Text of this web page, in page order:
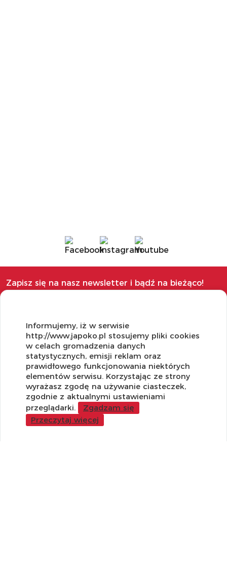
Zapisz się na nasz newsletter i bądź na bieżąco!
OBSŁUGA KLIENTA
Regulamin i Polityka Cookies
Dostawa, Reklamacje i Zwroty
Metody płatności
Standardy jakości i bezpieczeństwa
WARTO WIEDZIEĆ
Sprzedaż Hurtowa
Informujemy, iż w serwisie
http://www.japoko.pl stosujemy pliki cookies
w celach gromadzenia danych
statystycznych, emisji reklam oraz
prawidłowego funkcjonowania niektórych
elementów serwisu. Korzystając ze strony
wyrażasz zgodę na używanie ciasteczek,
zgodnie z aktualnymi ustawieniami
przeglądarki.
Zgadzam się
Przeczytaj więcej